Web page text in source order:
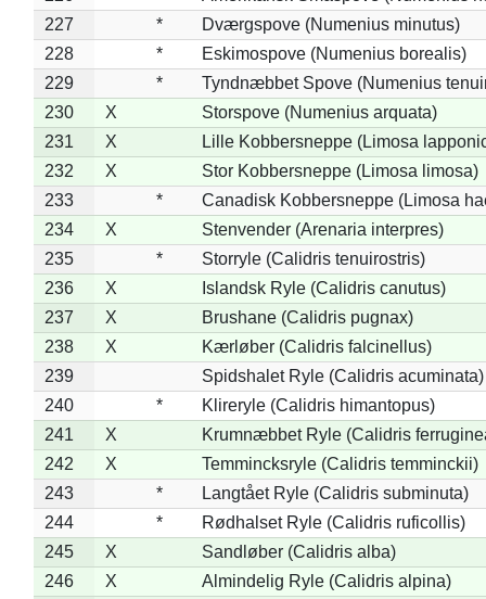
227
*
Dværgspove (Numenius minutus)
228
*
Eskimospove (Numenius borealis)
229
*
Tyndnæbbet Spove (Numenius
230
X
Storspove (Numenius arquata)
231
X
Lille Kobbersneppe (Limosa
232
X
Stor Kobbersneppe (Limosa limosa)
233
*
Canadisk Kobbersneppe (Limosa
234
X
Stenvender (Arenaria interpres)
235
*
Storryle (Calidris tenuirostris)
236
X
Islandsk Ryle (Calidris canutus)
237
X
Brushane (Calidris pugnax)
238
X
Kærløber (Calidris falcinellus)
239
Spidshalet Ryle (Calidris acuminata)
240
*
Klireryle (Calidris himantopus)
241
X
Krumnæbbet Ryle (Calidris
242
X
Temmincksryle (Calidris temminckii)
243
*
Langtået Ryle (Calidris subminuta)
244
*
Rødhalset Ryle (Calidris ruficollis)
245
X
Sandløber (Calidris alba)
246
X
Almindelig Ryle (Calidris alpina)